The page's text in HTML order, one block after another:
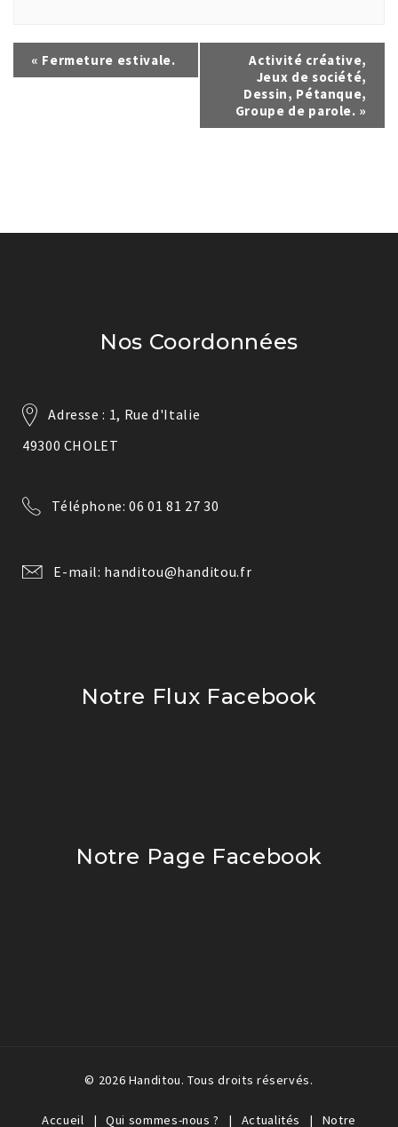
Navigation
« Fermeture estivale.
Activité créative,
Jeux de société,
Dessin, Pétanque,
Groupe de parole. »
Nos Coordonnées
Adresse : 1, Rue d'Italie
49300 CHOLET
Téléphone: 06 01 81 27 30
E-mail: handitou@handitou.fr
Notre Flux Facebook
Notre Page Facebook
© 2026 Handitou. Tous droits réservés.
Accueil Qui sommes-nous ? Actualités Notre